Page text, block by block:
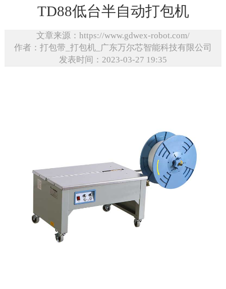
TD88低台半自动打包机
文章来源：https://www.gdwex-robot.com/
作者：打包带_打包机_广东万尔芯智能科技有限公司
发表时间：2023-03-27 19:35